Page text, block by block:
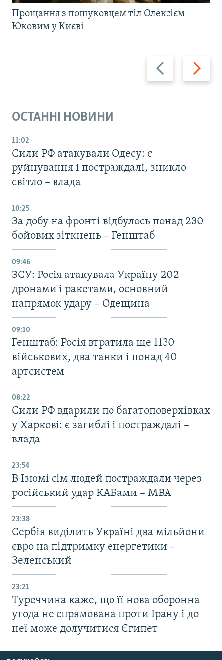
Назад Вперед
Прощання з пошуковцем тіл Олексієм
Юковим у Києві
ОСТАННІ НОВИНИ
11:02
Сили РФ атакували Одесу: є
руйнування і постраждалі, зникло
світло – влада
10:25
За добу на фронті відбулось понад 230
бойових зіткнень – Генштаб
09:46
ЗСУ: Росія атакувала Україну 202
дронами і ракетами, основний
напрямок удару – Одещина
09:10
Генштаб: Росія втратила ще 1130
військових, два танки і понад 40
артсистем
08:22
Сили РФ вдарили по багатоповерхівках
у Харкові: є загиблі і постраждалі –
влада
23:54
В Ізюмі сім людей постраждали через
російський удар КАБами – МВА
23:38
Сербія виділить Україні два мільйони
євро на підтримку енергетики –
Зеленський
23:21
Туреччина каже, що її нова оборонна
угода не спрямована проти Ірану і до
неї може долучитися Єгипет